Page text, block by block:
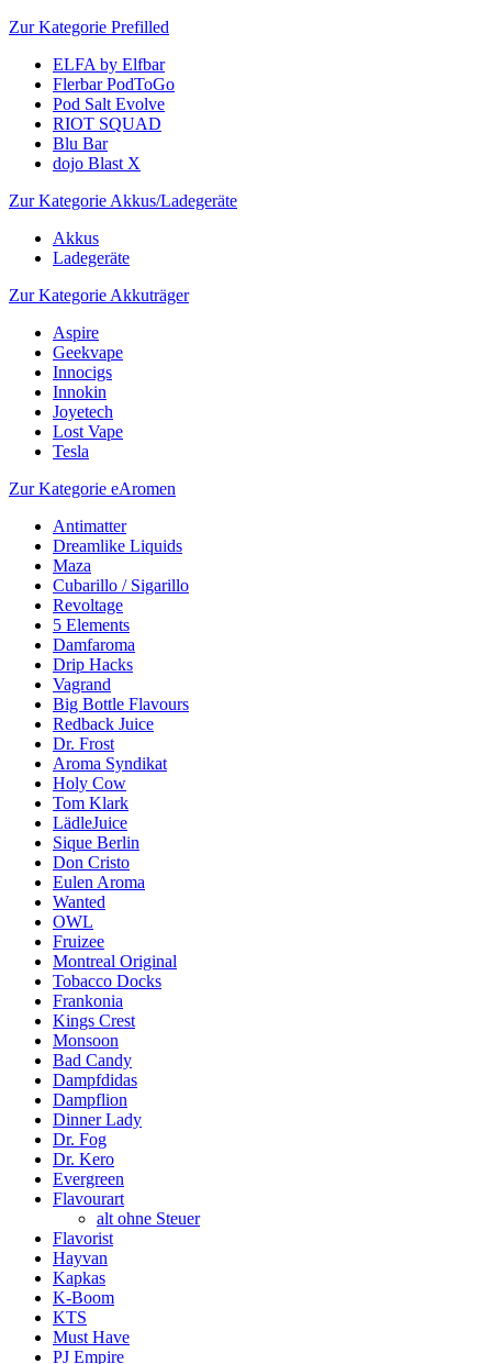
Zur Kategorie Prefilled
ELFA by Elfbar
Flerbar PodToGo
Pod Salt Evolve
RIOT SQUAD
Blu Bar
dojo Blast X
Zur Kategorie Akkus/Ladegeräte
Akkus
Ladegeräte
Zur Kategorie Akkuträger
Aspire
Geekvape
Innocigs
Innokin
Joyetech
Lost Vape
Tesla
Zur Kategorie eAromen
Antimatter
Dreamlike Liquids
Maza
Cubarillo / Sigarillo
Revoltage
5 Elements
Damfaroma
Drip Hacks
Vagrand
Big Bottle Flavours
Redback Juice
Dr. Frost
Aroma Syndikat
Holy Cow
Tom Klark
LädleJuice
Sique Berlin
Don Cristo
Eulen Aroma
Wanted
OWL
Fruizee
Montreal Original
Tobacco Docks
Frankonia
Kings Crest
Monsoon
Bad Candy
Dampfdidas
Dampflion
Dinner Lady
Dr. Fog
Dr. Kero
Evergreen
Flavourart
alt ohne Steuer
Flavorist
Hayvan
Kapkas
K-Boom
KTS
Must Have
PJ Empire